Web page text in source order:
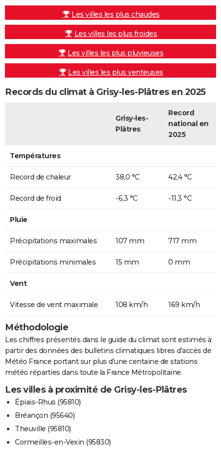
Les villes les plus chaudes
Les villes les plus froides
Les villes les plus pluvieuses
Les villes les plus venteuses
Records du climat à Grisy-les-Plâtres en 2025
Grisy-les-
Plâtres
Record
national en
2025
Températures
Record de chaleur 38,0 °C 42,4 °C
Record de froid -6,3 °C -11,3 °C
Pluie
Précipitations maximales 107 mm 717 mm
Précipitations minimales 15 mm 0 mm
Vent
Vitesse de vent maximale 108 km/h 169 km/h
Méthodologie
Les chiffres présentés dans le guide du climat sont estimés à
partir des données des bulletins climatiques libres d'accès de
Météo France portant sur plus d'une centaine de stations
météo réparties dans toute la France Métropolitaine.
Les villes à proximité de Grisy-les-Plâtres
Épiais-Rhus (95810)
Bréançon (95640)
Theuville (95810)
Cormeilles-en-Vexin (95830)